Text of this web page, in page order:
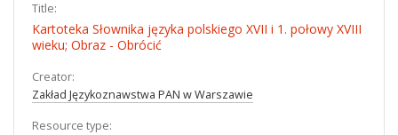
Title:
Kartoteka Słownika języka polskiego XVII i 1. połowy XVIII
wieku; Obraz - Obrócić
Creator:
Zakład Językoznawstwa PAN w Warszawie
Resource type: